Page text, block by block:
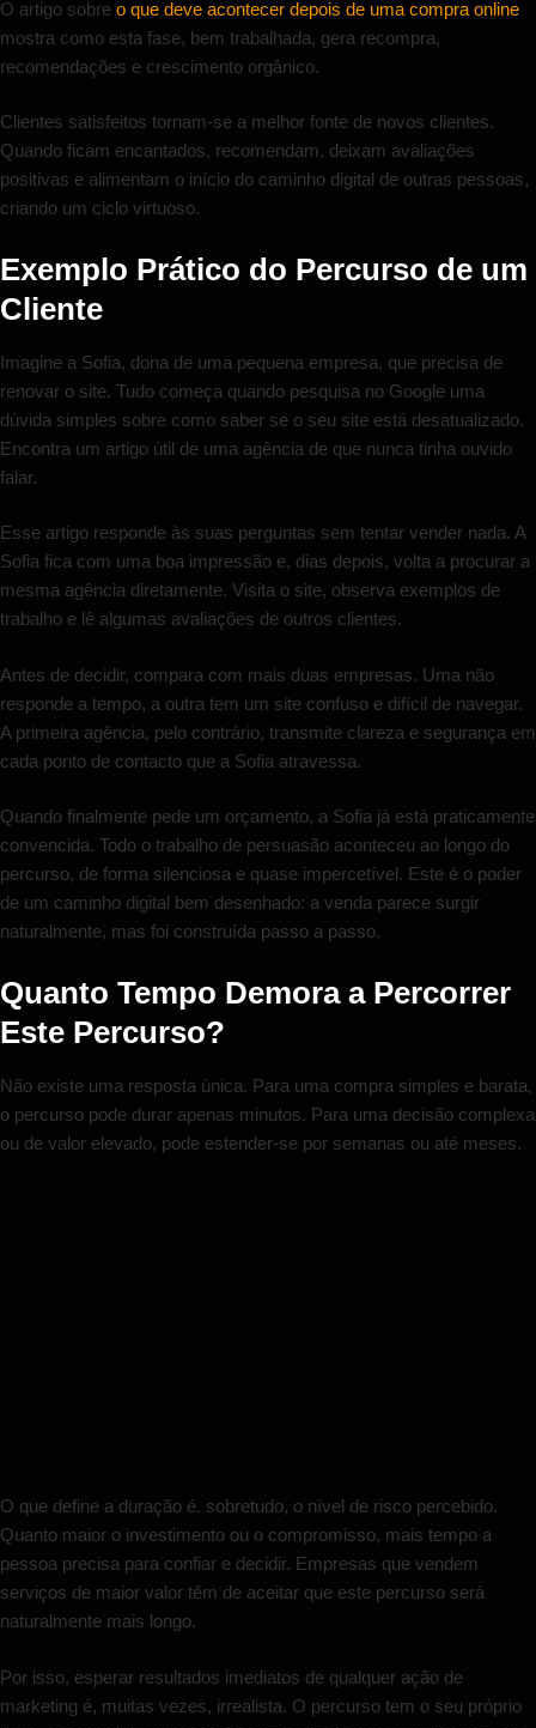
O artigo sobre o que deve acontecer depois de uma compra online
mostra como esta fase, bem trabalhada, gera recompra,
recomendações e crescimento orgânico.
Clientes satisfeitos tornam-se a melhor fonte de novos clientes.
Quando ficam encantados, recomendam, deixam avaliações
positivas e alimentam o início do caminho digital de outras pessoas,
criando um ciclo virtuoso.
Exemplo Prático do Percurso de um
Cliente
Imagine a Sofia, dona de uma pequena empresa, que precisa de
renovar o site. Tudo começa quando pesquisa no Google uma
dúvida simples sobre como saber se o seu site está desatualizado.
Encontra um artigo útil de uma agência de que nunca tinha ouvido
falar.
Esse artigo responde às suas perguntas sem tentar vender nada. A
Sofia fica com uma boa impressão e, dias depois, volta a procurar a
mesma agência diretamente. Visita o site, observa exemplos de
trabalho e lê algumas avaliações de outros clientes.
Antes de decidir, compara com mais duas empresas. Uma não
responde a tempo, a outra tem um site confuso e difícil de navegar.
A primeira agência, pelo contrário, transmite clareza e segurança em
cada ponto de contacto que a Sofia atravessa.
Quando finalmente pede um orçamento, a Sofia já está praticamente
convencida. Todo o trabalho de persuasão aconteceu ao longo do
percurso, de forma silenciosa e quase impercetível. Este é o poder
de um caminho digital bem desenhado: a venda parece surgir
naturalmente, mas foi construída passo a passo.
Quanto Tempo Demora a Percorrer
Este Percurso?
Não existe uma resposta única. Para uma compra simples e barata,
o percurso pode durar apenas minutos. Para uma decisão complexa
ou de valor elevado, pode estender-se por semanas ou até meses.
O que define a duração é, sobretudo, o nível de risco percebido.
Quanto maior o investimento ou o compromisso, mais tempo a
pessoa precisa para confiar e decidir. Empresas que vendem
serviços de maior valor têm de aceitar que este percurso será
naturalmente mais longo.
Por isso, esperar resultados imediatos de qualquer ação de
marketing é, muitas vezes, irrealista. O percurso tem o seu próprio